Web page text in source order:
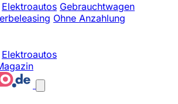
Elektroautos Gebrauchtwagen
Ohne Anzahlung
Elektroautos